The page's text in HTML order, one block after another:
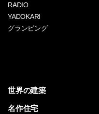
RADIO
YADOKARI
グランピング
世界の建築
名作住宅